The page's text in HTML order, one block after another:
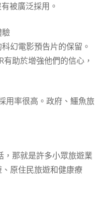
被廣泛採用。
驗
幻電影預告片的保留。
助於增強他們的信心，
用率很高。政府、鱷魚旅
那就是許多小眾旅遊業
原住民旅遊和健康療